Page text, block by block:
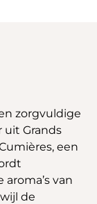
zorgvuldige
uit Grands
een
van
de